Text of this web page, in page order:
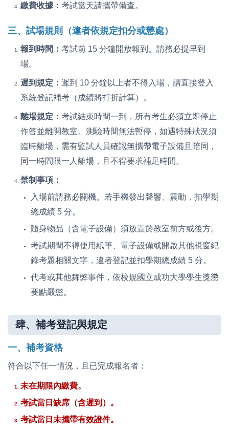
繳費收據： 考試當天請攜帶備查。
三、試場規則（違者依規定扣分或懲處）
報到時間： 考試前 15 分鐘開放報到。請務必提早到
場。
遲到規定： 遲到 10 分鐘以上者不得入場，請直接登入
系統登記補考（成績將打折計算）。
離場規定： 考試結束時間一到，所有考生必須立即停止
作答並離開教室。測驗時間無法暫停，如遇特殊狀況須
臨時離場，需有監試人員確認無攜帶電子設備且陪同，
同一時間限一人離場，且不得要求補足時間。
禁制事項：
入場前請務必關機。若手機發出聲響、震動，扣學期
總成績 5 分。
隨身物品（含電子設備）須放置於教室前方或後方。
考試期間不得使用紙筆、電子設備或開啟其他視窗紀
錄考題相關文字，違者登記並扣學期總成績 5 分。
代考或其他舞弊事件，依校規國立成功大學學生獎懲
要點嚴懲。
肆、補考登記與規定
一、補考資格
符合以下任一情況，且已完成報名者：
未在期限內繳費。
考試當日缺席（含遲到）。
考試當日未攜帶有效證件。